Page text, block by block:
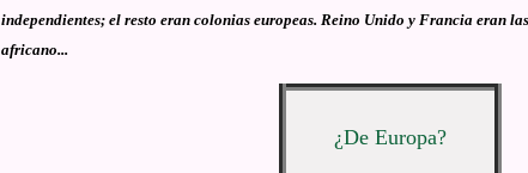
independientes; el resto eran colonias europeas. Reino Unido y Francia eran
africano...
¿De Europa?